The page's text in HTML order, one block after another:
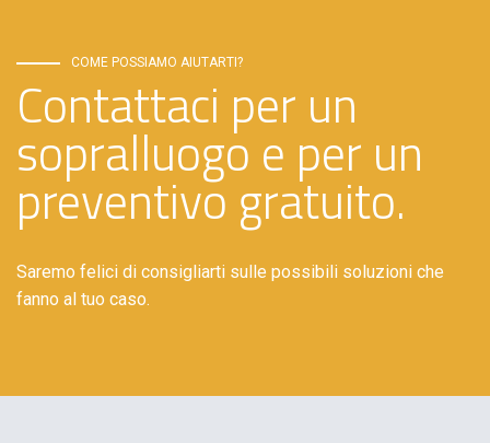
COME POSSIAMO AIUTARTI?
Contattaci per un
sopralluogo e per un
preventivo gratuito.
Saremo felici di consigliarti sulle possibili soluzioni che
fanno al tuo caso.